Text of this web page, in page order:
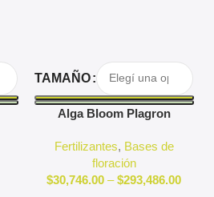
Seleccionar Opciones
TAMAÑO
Alga Bloom Plagron
Fertilizantes, Bases de
floración
$30,746.00 – $293,486.00